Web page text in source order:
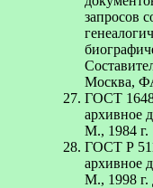
запросов
Москва,
ГОСТ
архивное
М., 1984 г.
ГОСТ Р
архивное
М., 1998 г.